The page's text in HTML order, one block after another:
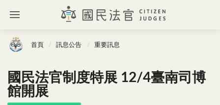
首頁 訊息公告 重要訊息
國民法官制度特展 12/4臺南司博
館開展